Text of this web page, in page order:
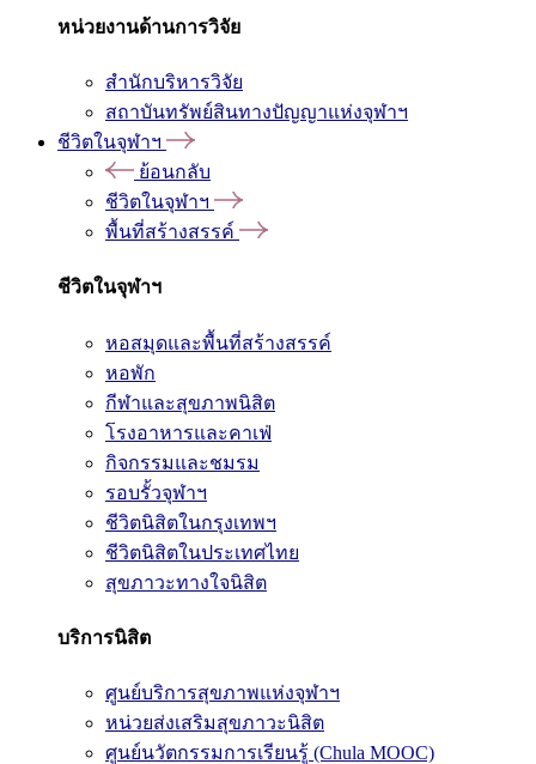
หน่วยงานด้านการวิจัย
สำนักบริหารวิจัย
สถาบันทรัพย์สินทางปัญญาแห่งจุฬาฯ
ชีวิตในจุฬาฯ
ย้อนกลับ
ชีวิตในจุฬาฯ
พื้นที่สร้างสรรค์
ชีวิตในจุฬาฯ
หอสมุดและพื้นที่สร้างสรรค์
หอพัก
กีฬาและสุขภาพนิสิต
โรงอาหารและคาเฟ่
กิจกรรมและชมรม
รอบรั้วจุฬาฯ
ชีวิตนิสิตในกรุงเทพฯ
ชีวิตนิสิตในประเทศไทย
สุขภาวะทางใจนิสิต
บริการนิสิต
ศูนย์บริการสุขภาพแห่งจุฬาฯ
หน่วยส่งเสริมสุขภาวะนิสิต
ศูนย์นวัตกรรมการเรียนรู้ (Chula MOOC)